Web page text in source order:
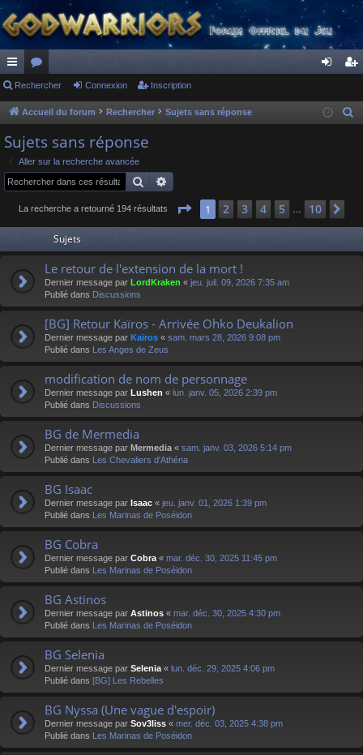
ac
co
ur
ci
s
or
u
s
ne cri
Rechercher Connexion Inscription
Accueil du forum Rechercher Sujets sans réponse
e
Sujets sans réponse
Aller sur la recherche avancée
Rechercher
La recherche a retourné 194 résultats Page 1sur 10
1 2 3 4 5 10
Sujets
Le retour de l'extension de la mort !
Dernier message par LordKraken « jeu. juil. 09, 2026 7:35 am
Publié dans Discussions
[BG] Retour Kaïros - Arrivée Ohko Deukalion
Dernier message par Kaïros « sam. mars 28, 2026 9:08 pm
Publié dans Les Anges de Zeus
modification de nom de personnage
Dernier message par Lushen « lun. janv. 05, 2026 2:39 pm
Publié dans Discussions
BG de Mermedia
Dernier message par Mermedia « sam. janv. 03, 2026 5:14 pm
Publié dans Les Chevaliers d'Athéna
BG Isaac
Dernier message par Isaac « jeu. janv. 01, 2026 1:39 pm
Publié dans Les Marinas de Poséidon
BG Cobra
Dernier message par Cobra « mar. déc. 30, 2025 11:45 pm
Publié dans Les Marinas de Poséidon
BG Astinos
Dernier message par Astinos « mar. déc. 30, 2025 4:30 pm
Publié dans Les Marinas de Poséidon
BG Selenia
Dernier message par Selenia « lun. déc. 29, 2025 4:06 pm
Publié dans [BG] Les Rebelles
BG Nyssa (Une vague d'espoir)
Dernier message par Sov3liss « mer. déc. 03, 2025 4:38 pm
Publié dans Les Marinas de Poséidon